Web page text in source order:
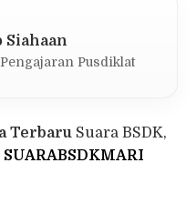
Pusdiklat
Terbaru Suara BSDK,
SUARABSDKMARI